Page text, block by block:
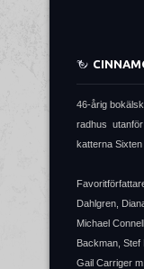
46-årig
radhus
katterna Sixten
Dahlgren,
Michael
Backman, Stef
Gail Carriger